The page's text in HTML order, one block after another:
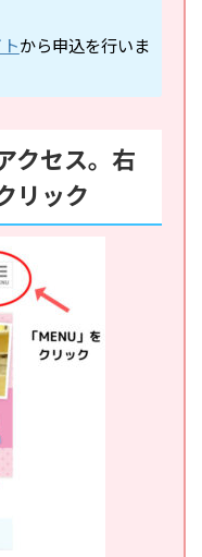
から申込を行いま
クセス。右
リック